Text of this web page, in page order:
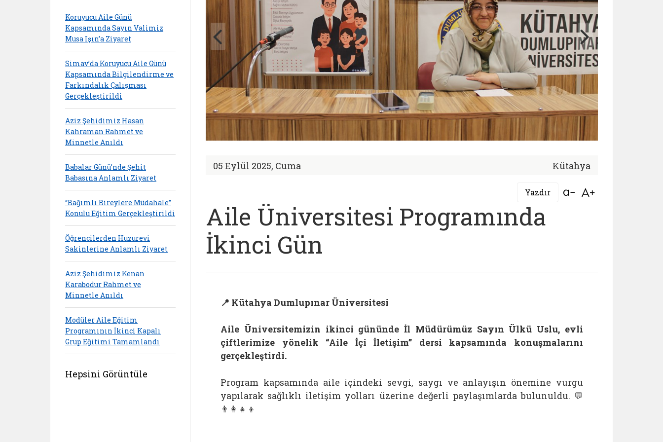
05 Eylül 2025, Cuma Kütahya
Yazdır Bağlantıyı aç
Aile Üniversitesi Programında
İkinci Gün
📍 Kütahya Dumlupınar Üniversitesi
Aile Üniversitemizin ikinci gününde İl Müdürümüz Sayın Ülkü Uslu, evli
çiftlerimize yönelik “Aile İçi İletişim” dersi kapsamında konuşmalarını
gerçekleştirdi.
Program kapsamında aile içindeki sevgi, saygı ve anlayışın önemine vurgu
yapılarak sağlıklı iletişim yolları üzerine değerli paylaşımlarda bulunuldu. 💬
👨‍👩‍👧‍👦
Koruyucu Aile Günü
Kapsamında Sayın Valimiz
Musa Işın’a Ziyaret
Simav’da Koruyucu Aile Günü
Kapsamında Bilgilendirme ve
Farkındalık Çalışması
Gerçekleştirildi
Aziz Şehidimiz Hasan
Kahraman Rahmet ve
Minnetle Anıldı
Babalar Günü’nde Şehit
Babasına Anlamlı Ziyaret
“Bağımlı Bireylere Müdahale”
Konulu Eğitim Gerçekleştirildi
Öğrencilerden Huzurevi
Sakinlerine Anlamlı Ziyaret
Aziz Şehidimiz Kenan
Karabodur Rahmet ve
Minnetle Anıldı
Modüler Aile Eğitim
Programının İkinci Kapalı
Grup Eğitimi Tamamlandı
Hepsini Görüntüle